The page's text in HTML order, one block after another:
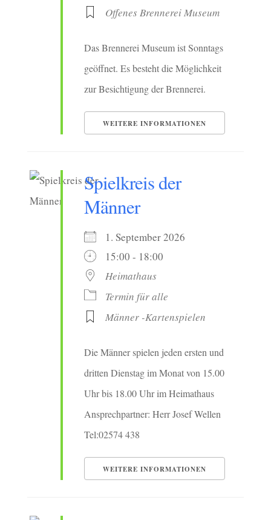
Offenes Brennerei Museum
Das Brennerei Museum ist Sonntags
geöffnet. Es besteht die Möglichkeit
zur Besichtigung der Brennerei.
WEITERE INFORMATIONEN
Spielkreis der
Männer
1. September 2026
15:00 - 18:00
Heimathaus
Termin für alle
Männer -Kartenspielen
Die Männer spielen jeden ersten und
dritten Dienstag im Monat von 15.00
Uhr bis 18.00 Uhr im Heimathaus
Ansprechpartner: Herr Josef Wellen
Tel:02574 438
WEITERE INFORMATIONEN